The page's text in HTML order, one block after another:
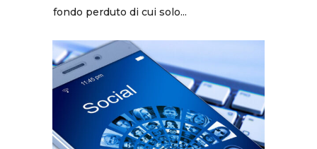
fondo perduto di cui solo...